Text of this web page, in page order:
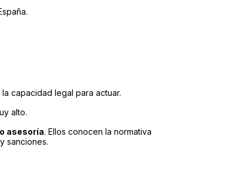
capacidad legal para actuar.
alto.
asesoría. Ellos conocen la normativa
sanciones.